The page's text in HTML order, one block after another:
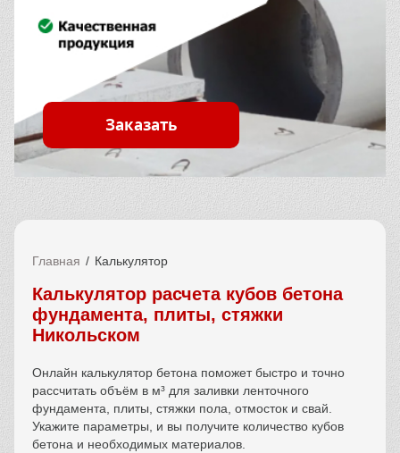
Заказать
Главная Калькулятор
Калькулятор расчета кубов бетона
фундамента, плиты, стяжки
Никольском
Онлайн калькулятор бетона поможет быстро и точно
рассчитать объём в м³ для заливки ленточного
фундамента, плиты, стяжки пола, отмосток и свай.
Укажите параметры, и вы получите количество кубов
бетона и необходимых материалов.